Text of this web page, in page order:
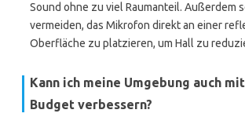
Sound ohne zu viel Raumanteil. Außerdem
vermeiden, das Mikrofon direkt an einer
Oberfläche zu platzieren, um Hall zu
Kann ich meine Umgebung auch
Budget verbessern?